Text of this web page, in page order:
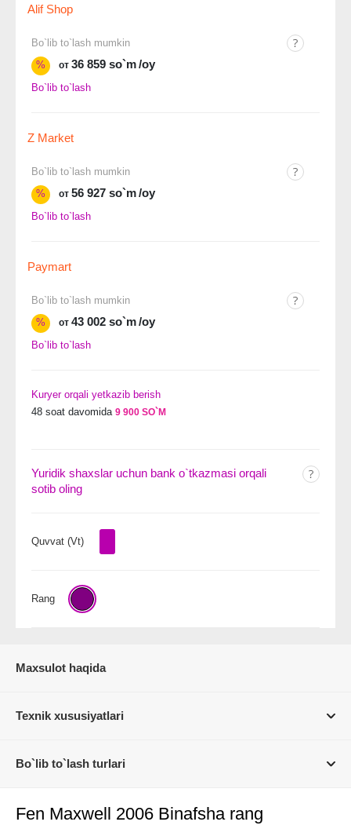
Alif Shop
Bo`lib to`lash mumkin
%
от 36 859 so`m/oy
Bo`lib to`lash
Z Market
Bo`lib to`lash mumkin
%
от 56 927 so`m/oy
Bo`lib to`lash
Paymart
Bo`lib to`lash mumkin
%
от 43 002 so`m/oy
Bo`lib to`lash
Kuryer orqali yetkazib berish
48 soat davomida 9 900 SO`M
Yuridik shaxslar uchun bank o`tkazmasi orqali
sotib oling
Quvvat (Vt)
Rang
Maxsulot haqida
Texnik xususiyatlari
Bo`lib to`lash turlari
Fen Maxwell 2006 Binafsha rang